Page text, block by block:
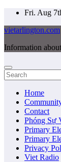
Skip
content
Fri. Aug
vietarlington.com
Information
Home
Contact
Phóng Sự
Primary
Primary
Privacy
Viet Radio